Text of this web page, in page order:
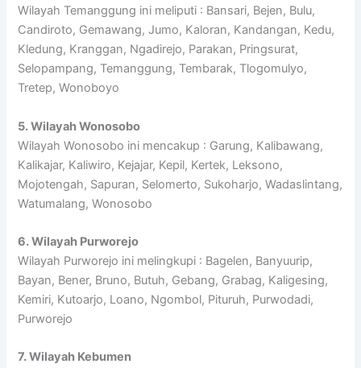
Wilayah Temanggung ini meliputi : Bansari, Bejen, Bulu,
Candiroto, Gemawang, Jumo, Kaloran, Kandangan, Kedu,
Kledung, Kranggan, Ngadirejo, Parakan, Pringsurat,
Selopampang, Temanggung, Tembarak, Tlogomulyo,
Tretep, Wonoboyo
5. Wilayah Wonosobo
Wilayah Wonosobo ini mencakup : Garung, Kalibawang,
Kalikajar, Kaliwiro, Kejajar, Kepil, Kertek, Leksono,
Mojotengah, Sapuran, Selomerto, Sukoharjo, Wadaslintang,
Watumalang, Wonosobo
6. Wilayah Purworejo
Wilayah Purworejo ini melingkupi : Bagelen, Banyuurip,
Bayan, Bener, Bruno, Butuh, Gebang, Grabag, Kaligesing,
Kemiri, Kutoarjo, Loano, Ngombol, Pituruh, Purwodadi,
Purworejo
7. Wilayah Kebumen